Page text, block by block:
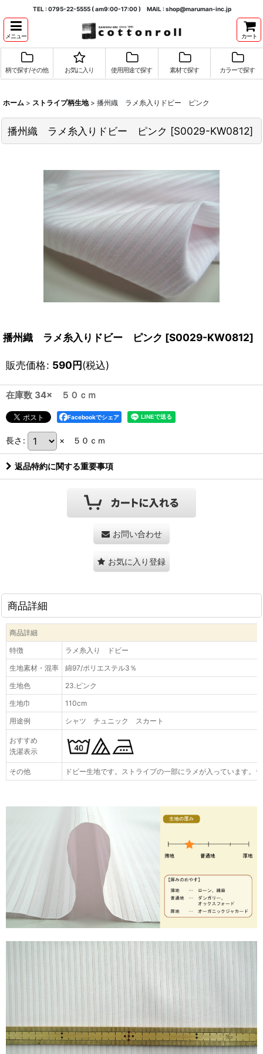
TEL : 0795-22-5555 ( am9:00-17:00 ) MAIL : shop@maruman-inc.jp
メニュー カート
柄で探す/その他 お気に入り 使用用途で探す 素材で探す カラーで探す
ホーム > ストライプ柄生地 > 播州織 ラメ糸入りドビー ピンク
播州織 ラメ糸入りドビー ピンク [S0029-KW0812]
播州織 ラメ糸入りドビー ピンク [S0029-KW0812]
販売価格: 590円(税込)
在庫数 34× ５０ｃｍ
Facebookでシェア
長さ : × ５０ｃｍ
返品特約に関する重要事項
お問い合わせ
お気に入り登録
商品詳細
商品詳細
特徴
ラメ糸入り ドビー
生地素材・混率
綿97/ポリエステル3％
生地色
23.ピンク
生地巾
110cm
用途例
シャツ チュニック スカート
おすすめ
洗濯表示
その他 ドビー生地です。ストライプの一部にラメが入っています。